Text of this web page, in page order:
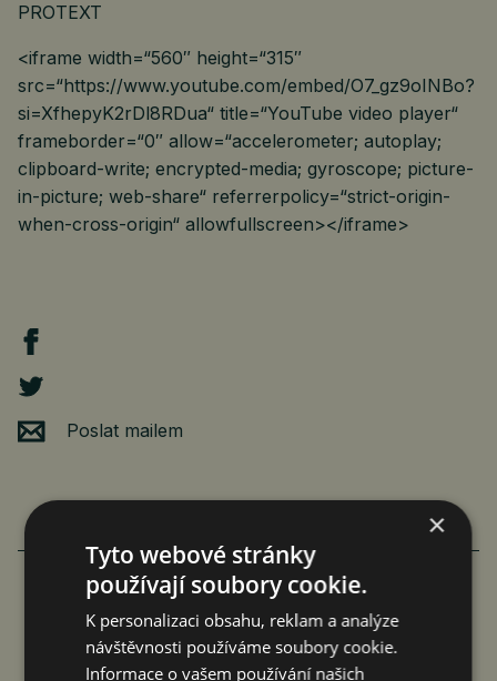
PROTEXT
<iframe width=“560″ height=“315″
src=“https://www.youtube.com/embed/O7_gz9oINBo?
si=XfhepyK2rDl8RDua“ title=“YouTube video player“
frameborder=“0″ allow=“accelerometer; autoplay;
clipboard-write; encrypted-media; gyroscope; picture-
in-picture; web-share“ referrerpolicy=“strict-origin-
when-cross-origin“ allowfullscreen></iframe>
Poslat mailem
FAMILIARITÉ: POETICKÉ PROPOJENÍ
FILMU A LITERATURY
×
Tyto webové stránky
používají soubory cookie.
K personalizaci obsahu, reklam a analýze
návštěvnosti používáme soubory cookie.
Informace o vašem používání našich